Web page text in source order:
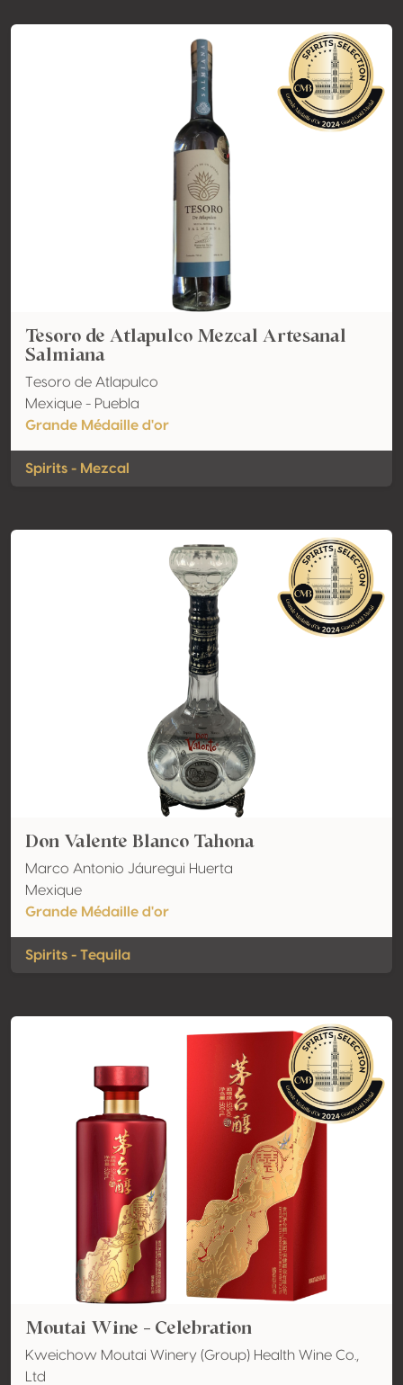
Tesoro de Atlapulco Mezcal Artesanal
Salmiana
Tesoro de Atlapulco
Mexique - Puebla
Grande Médaille d'or
Spirits - Mezcal
Don Valente Blanco Tahona
Marco Antonio Jáuregui Huerta
Mexique
Grande Médaille d'or
Spirits - Tequila
Moutai Wine - Celebration
Kweichow Moutai Winery (Group) Health Wine Co.,
Ltd